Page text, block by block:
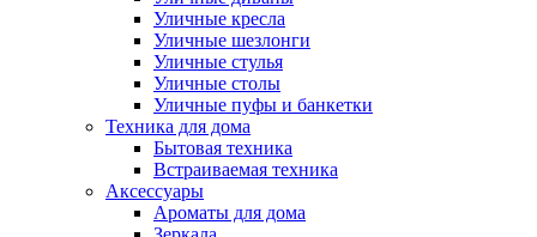
Уличные кресла
Уличные шезлонги
Уличные стулья
Уличные столы
Уличные пуфы и банкетки
Техника для дома
Бытовая техника
Встраиваемая техника
Аксессуары
Ароматы для дома